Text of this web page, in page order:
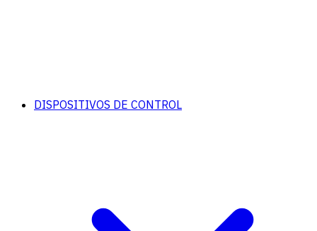
DISPOSITIVOS DE CONTROL